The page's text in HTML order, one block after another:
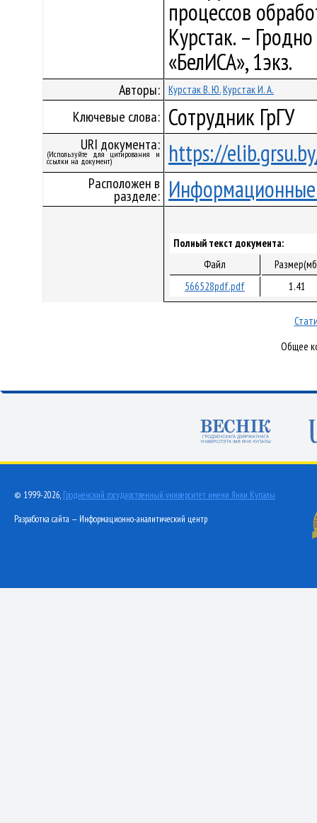
процессов
Курстак. –
«БелИСА», 1экз.
Авторы: Курстак В. Ю.Курстак И. А.
Ключевые слова: Сотрудник ГрГУ
URI документа:
(Используйте для цитирования и
ссылки на документ) https://
Расположен в
разделе: Информационные
Полный текст документа:
Файл
566528pdf.pdf
1.41
Общее
© 1999-2026, Гродненский государственный университет имени Янки Купалы
Разработка сайта — Информационно-аналитический центр